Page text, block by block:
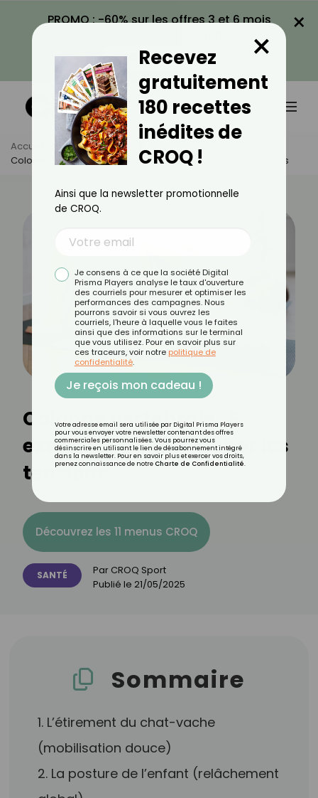
PROMO : -60% sur les offres 3 et 6 mois
VOIR LA PROMO
×
Accueil Actus
Santé
Colonne Vertébrale : 5 Exercices Pour Relâcher Les Tensions
Colonne vertébrale : 5
exercices pour relâcher les
tensions
Découvrez les 11 menus CROQ
SANTÉ Par CROQ Sport
Publié le 21/05/2025
Sommaire
1. L’étirement du chat-vache
(mobilisation douce)
2. La posture de l’enfant (relâchement
Recevez
gratuitement
180 recettes
inédites de
CROQ !
×
Ainsi que la newsletter promotionnelle
de CROQ.
Je consens à ce que la société Digital
Prisma Players analyse le taux d'ouverture
des courriels pour mesurer et optimiser les
performances des campagnes. Nous
pourrons savoir si vous ouvrez les
courriels, l'heure à laquelle vous le faites
ainsi que des informations sur le terminal
que vous utilisez. Pour en savoir plus sur
ces traceurs, voir notre politique de
confidentialité.
Je reçois mon cadeau !
Votre adresse email sera utilisée par Digital Prisma Players
pour vous envoyer votre newsletter contenant des offres
commerciales personnalisées. Vous pourrez vous
désinscrire en utilisant le lien de désabonnement intégré
dans la newsletter. Pour en savoir plus et exercer vos droits,
prenez connaissance de notre Charte de Confidentialité.